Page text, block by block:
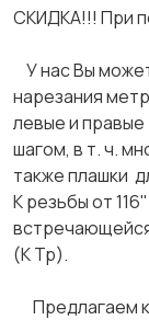
СКИДКА!!! При
У нас Вы
нарезания
левые и
шагом, в т. ч.
также плашки
К резьбы от
(К Тр).
Предлагаем к